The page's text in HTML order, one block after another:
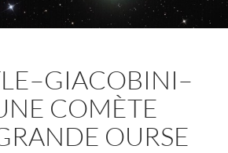
COMÈTE
OURSE